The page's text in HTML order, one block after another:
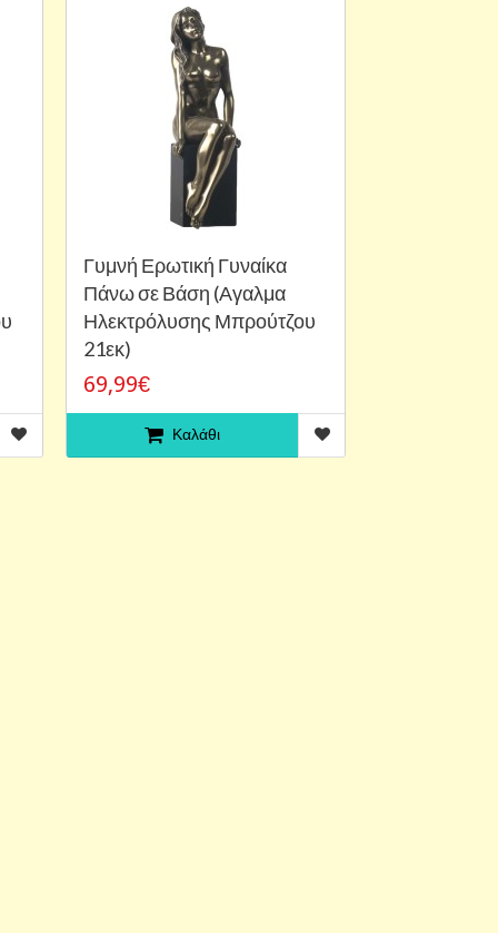
Γυμνή Ερωτική Γυναίκα
Πάνω σε Βάση (Αγαλμα
Ηλεκτρόλυσης Μπρούτζου
21εκ)
69,99€
Καλάθι